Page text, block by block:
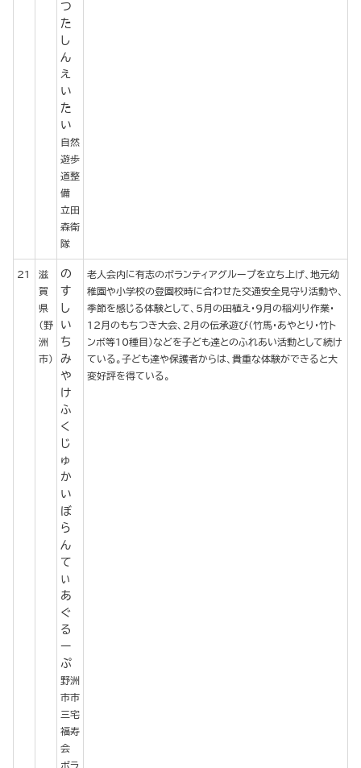
つ
た
し
ん
え
い
た
い
自然
遊歩
道整
備
立田
森衛
隊
21
滋
賀
県
（野
洲
市）
の
す
し
い
ち
み
や
け
ふ
く
じ
ゅ
か
い
ぼ
ら
ん
て
ぃ
あ
ぐ
る
ー
ぷ
野洲
市市
三宅
福寿
会
ボラ
老人会内に有志のボランティアグループを立ち上げ、地元幼
稚園や小学校の登園校時に合わせた交通安全見守り活動や、
季節を感じる体験として、5月の田植え・9月の稲刈り作業・
12月のもちつき大会、2月の伝承遊び（竹馬・あやとり・竹ト
ンボ等10種目）などを子ども達とのふれあい活動として続け
ている。子ども達や保護者からは、貴重な体験ができると大
変好評を得ている。